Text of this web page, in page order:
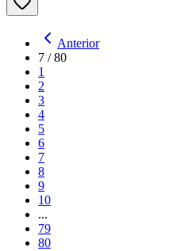
Anterior
7 /80
1
2
3
4
5
6
7
8
9
10
...
79
80